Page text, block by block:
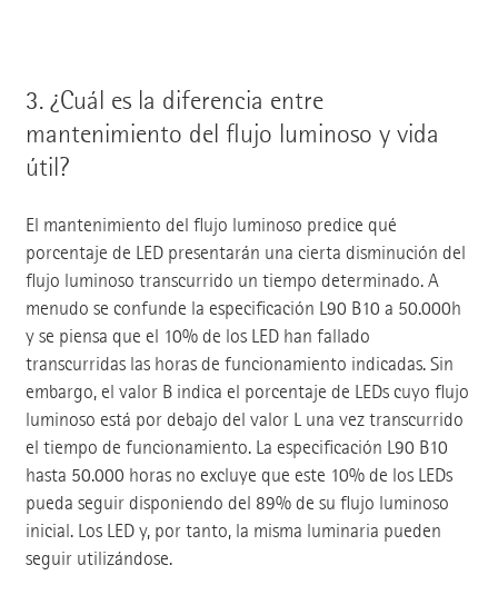
3. ¿Cuál es la diferencia entre
mantenimiento del flujo luminoso y vida
útil?
El mantenimiento del flujo luminoso predice qué
porcentaje de LED presentarán una cierta disminución del
flujo luminoso transcurrido un tiempo determinado. A
menudo se confunde la especificación L90 B10 a 50.000h
y se piensa que el 10% de los LED han fallado
transcurridas las horas de funcionamiento indicadas. Sin
embargo, el valor B indica el porcentaje de LEDs cuyo flujo
luminoso está por debajo del valor L una vez transcurrido
el tiempo de funcionamiento. La especificación L90 B10
hasta 50.000 horas no excluye que este 10% de los LEDs
pueda seguir disponiendo del 89% de su flujo luminoso
inicial. Los LED y, por tanto, la misma luminaria pueden
seguir utilizándose.